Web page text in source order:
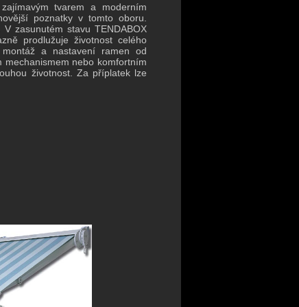
tvarem a moderním
poznatky v tomto oboru.
zasunutém stavu TENDABOX
prodlužuje životnost celého
a nastavení ramen od
mechanismem nebo komfortním
životnost. Za příplatek lze